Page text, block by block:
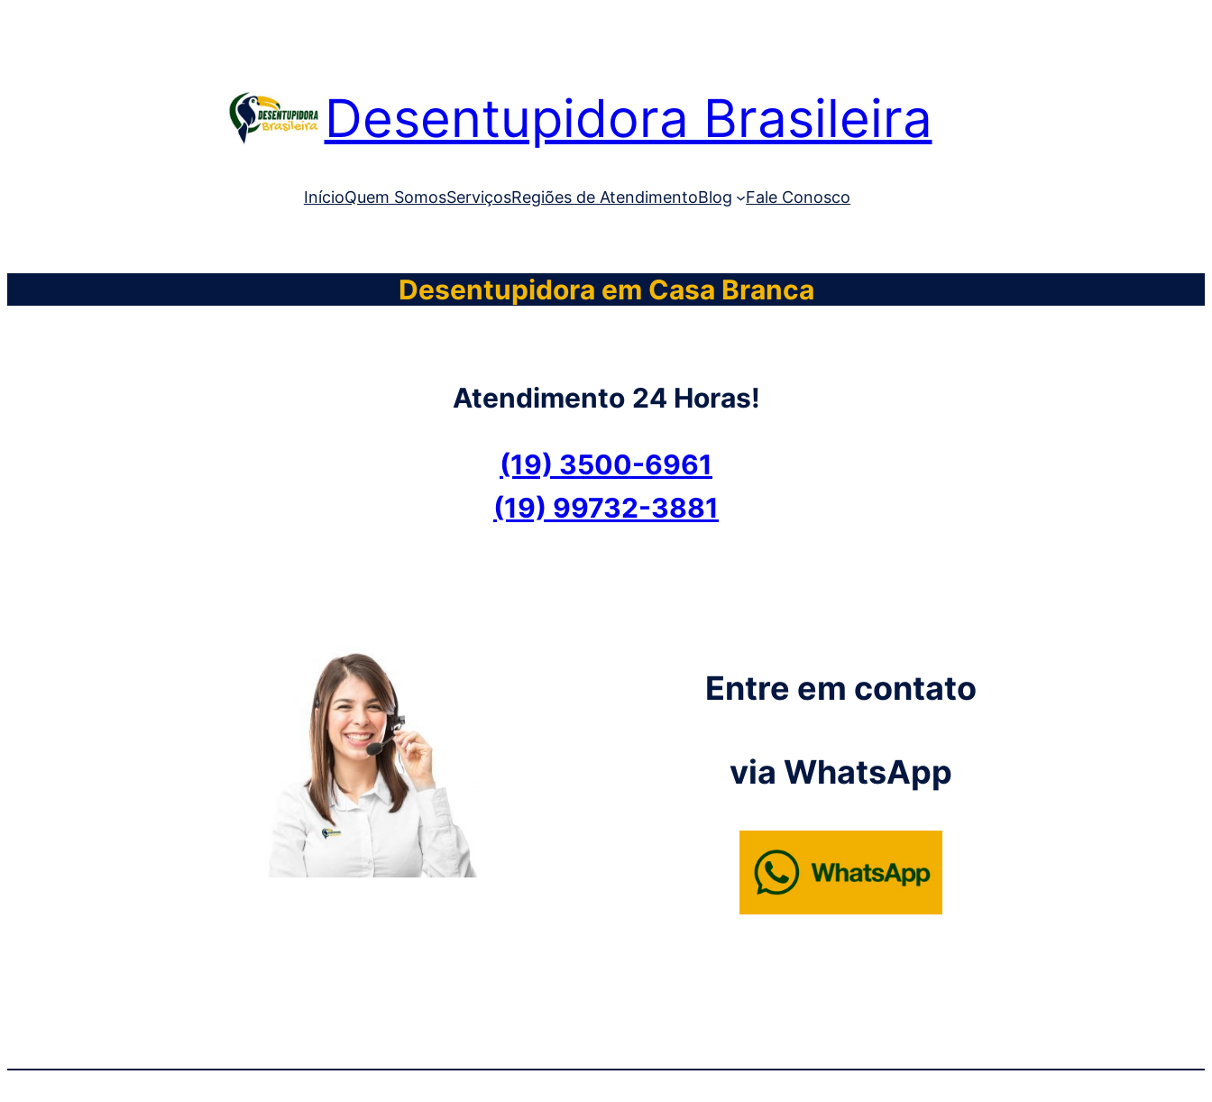
Desentupidora Brasileira
InícioQuem SomosServiçosRegiões de AtendimentoBlog Fale Conosco
Desentupidora em Casa Branca
Atendimento 24 Horas!
(19) 3500-6961
(19) 99732-3881
Entre em contato
via WhatsApp